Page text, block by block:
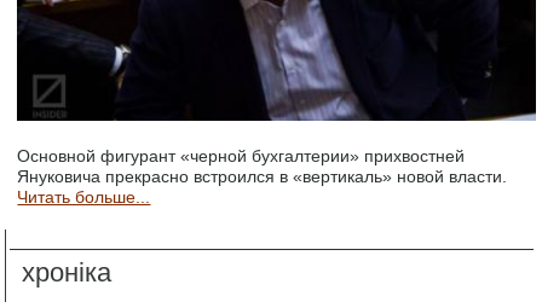
Основной фигурант «черной бухгалтерии» прихвостней
Януковича прекрасно встроился в «вертикаль» новой власти.
Читать больше...
хроніка